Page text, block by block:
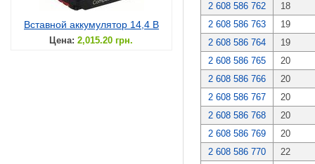
Вставной аккумулятор 14,4 В
Цена: 2,015.20 грн.
2 608 586 762
18
2 608 586 763
19
2 608 586 764
19
2 608 586 765
20
2 608 586 766
20
2 608 586 767
20
2 608 586 768
20
2 608 586 769
20
2 608 586 770
22